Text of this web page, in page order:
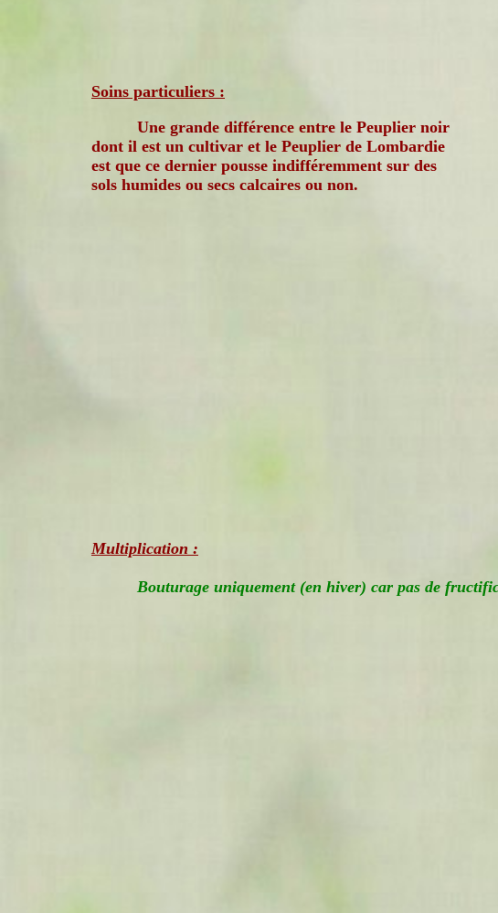
Soins particuliers :
Une grande différence entre le Peuplier noir
dont il est un cultivar et le Peuplier de Lombardie
est que ce dernier pousse indifféremment sur des
sols humides ou secs calcaires ou non.
Multiplication :
Bouturage uniquement (en hiver) car pas de